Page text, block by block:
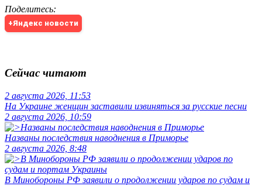
Поделитесь:
+Яндекс новости
Сейчас читают
2 августа 2026, 11:53
На Украине женщин заставили извиняться за русские песни
2 августа 2026, 10:59
Названы последствия наводнения в Приморье
2 августа 2026, 8:48
В Минобороны РФ заявили о продолжении ударов по судам и